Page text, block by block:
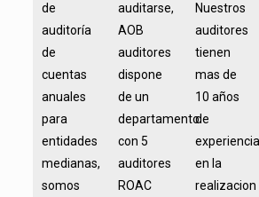
de
auditoría
de
cuentas
anuales
para
entidades
medianas,
somos
auditarse,
AOB
auditores
dispone
de un
departamento
con 5
auditores
ROAC
Nuestros
auditores
tienen
mas de
10 años
de
experiencia
en la
realizacion